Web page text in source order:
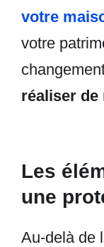
votre
votre
réaliser de
Les
une
Au-delà de